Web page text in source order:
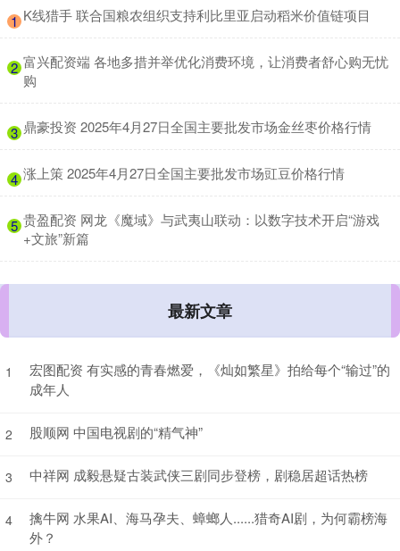
1 ​K线猎手 联合国粮农组织支持利比里亚启动稻米价值链项目
2 ​富兴配资端 各地多措并举优化消费环境，让消费者舒心购无忧
购
3 ​鼎豪投资 2025年4月27日全国主要批发市场金丝枣价格行情
4 ​涨上策 2025年4月27日全国主要批发市场豇豆价格行情
5 ​贵盈配资 网龙《魔域》与武夷山联动：以数字技术开启“游戏
+文旅”新篇
最新文章
1
宏图配资 有实感的青春燃爱，《灿如繁星》拍给每个“输过”的
成年人
2 股顺网 中国电视剧的“精气神”
3 中祥网 成毅悬疑古装武侠三剧同步登榜，剧稳居超话热榜
4
擒牛网 水果AI、海马孕夫、蟑螂人......猎奇AI剧，为何霸榜海
外？